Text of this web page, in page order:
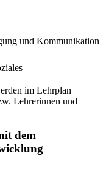
und Kommunikation
im Lehrplan
Lehrerinnen und
dem